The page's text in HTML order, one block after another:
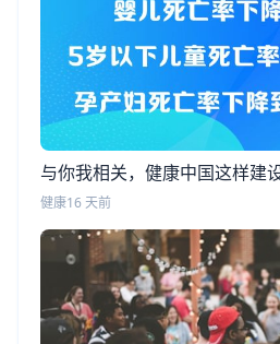
与你我相关，健康中国这样建
健康16 天前